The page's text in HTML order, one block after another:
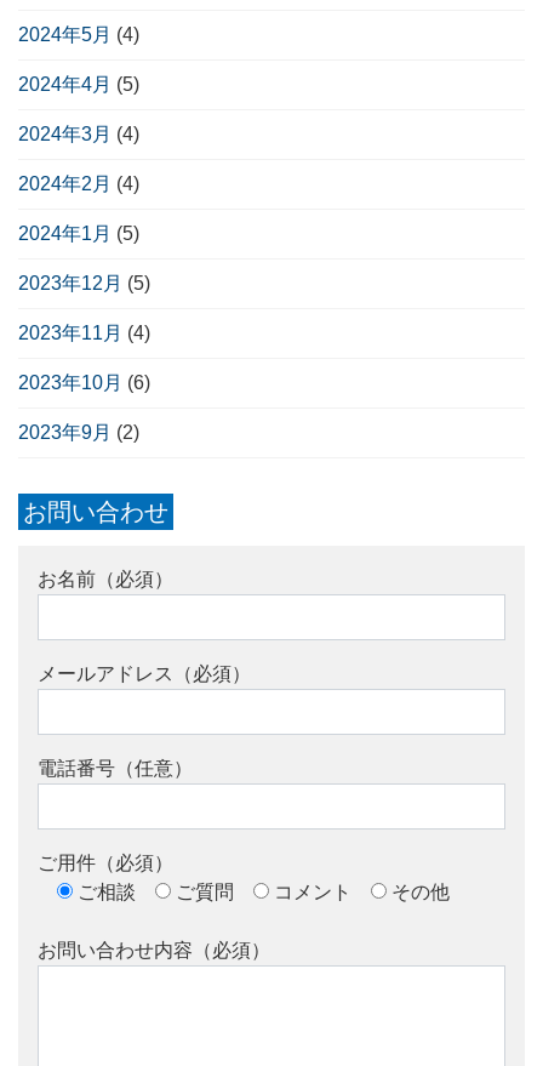
2024年5月 (4)
2024年4月 (5)
2024年3月 (4)
2024年2月 (4)
2024年1月 (5)
2023年12月 (5)
2023年11月 (4)
2023年10月 (6)
2023年9月 (2)
お問い合わせ
お名前（必須）
メールアドレス（必須）
電話番号（任意）
ご用件（必須）
ご相談
ご質問 コメント その他
お問い合わせ内容（必須）